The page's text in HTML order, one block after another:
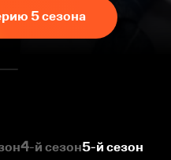
5 сезона
4-й сезон5-й сезон